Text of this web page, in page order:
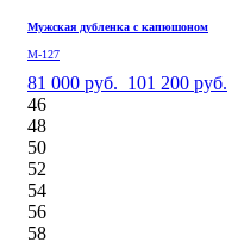
Мужская дубленка с капюшоном
М-127
81 000 руб. 101 200 руб.
46
48
50
52
54
56
58